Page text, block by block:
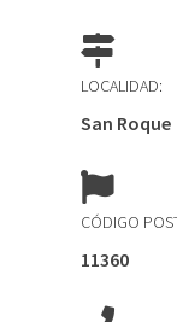
LOCALIDAD:
San Roque
CÓDIGO
11360